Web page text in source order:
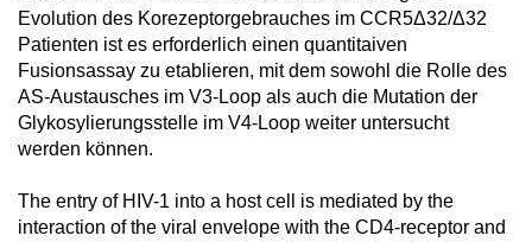
Evolution des Korezeptorgebrauches im CCR5Δ32/Δ32
Patienten ist es erforderlich einen quantitaiven
Fusionsassay zu etablieren, mit dem sowohl die Rolle des
AS-Austausches im V3-Loop als auch die Mutation der
Glykosylierungsstelle im V4-Loop weiter untersucht
werden können.
The entry of HIV-1 into a host cell is mediated by the
interaction of the viral envelope with the CD4-receptor and